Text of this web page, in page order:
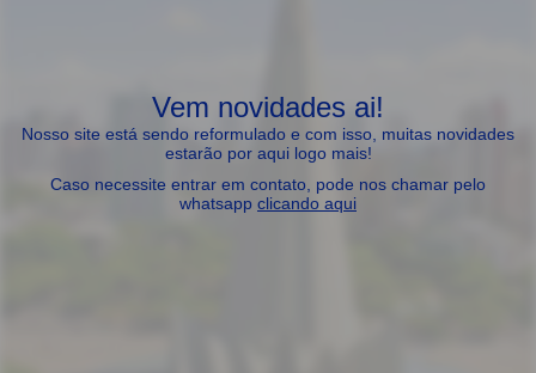
Vem novidades ai!
Nosso site está sendo reformulado e com isso, muitas novidades
estarão por aqui logo mais!
Caso necessite entrar em contato, pode nos chamar pelo
whatsapp clicando aqui